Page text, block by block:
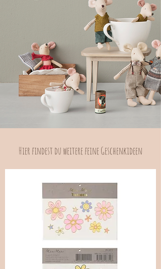
Hier findest du weitere feine Geschenkideen